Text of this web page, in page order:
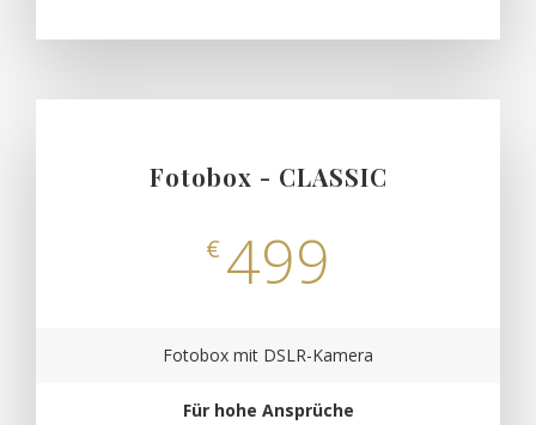
Fotobox - CLASSIC
€ 499
Fotobox mit DSLR-Kamera
Für hohe Ansprüche